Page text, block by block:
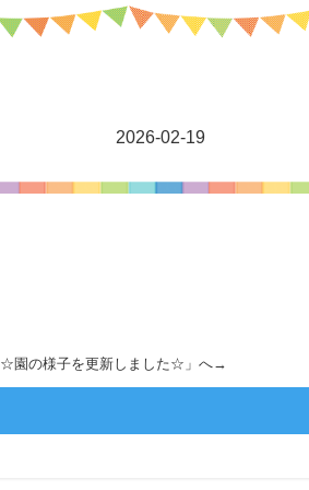
2026-02-19
☆園の様子を更新しました☆ 」へ→